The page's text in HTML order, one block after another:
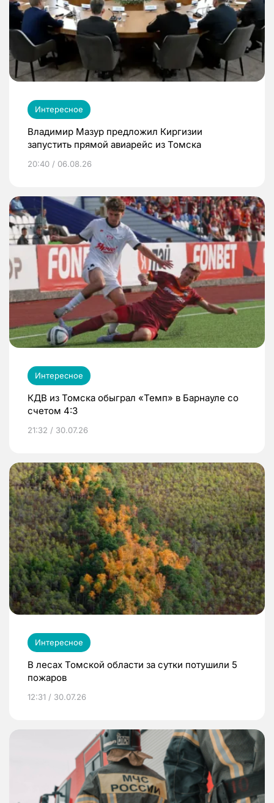
Интересное
Владимир Мазур предложил Киргизии
запустить прямой авиарейс из Томска
20:40 / 06.08.26
Интересное
КДВ из Томска обыграл «Темп» в Барнауле со
счетом 4:3
21:32 / 30.07.26
Интересное
В лесах Томской области за сутки потушили 5
пожаров
12:31 / 30.07.26